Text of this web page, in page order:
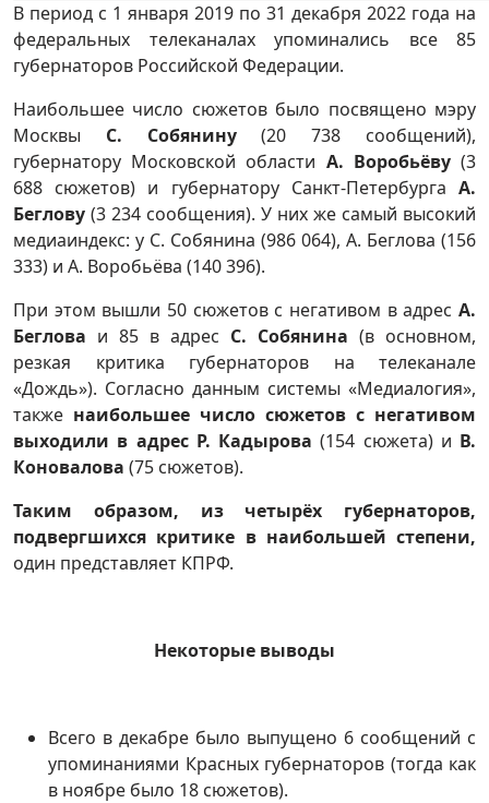
В период с 1 января 2019 по 31 декабря 2022 года на
федеральных телеканалах упоминались все 85
губернаторов Российской Федерации.
Наибольшее число сюжетов было посвящено мэру
Москвы С. Собянину(20 738 сообщений),
губернатору Московской области А. Воробьёву(3
688 сюжетов) и губернатору Санкт-Петербурга А.
Беглову (3 234 сообщения). У них же самый высокий
медиаиндекс: у С. Собянина (986 064), А. Беглова (156
333) и А. Воробьёва (140 396).
При этом вышли 50 сюжетов с негативом в адрес А.
Беглова и 85 в адрес С. Собянина (в основном,
резкая критика губернаторов на телеканале
«Дождь»). Согласно данным системы «Медиалогия»,
также наибольшее число сюжетов с негативом
выходили в адрес Р. Кадырова (154 сюжета) и В.
Коновалова (75 сюжетов).
Таким образом, из четырёх губернаторов,
подвергшихся критике в наибольшей степени,
один представляет КПРФ.
Некоторые выводы
Всего в декабре было выпущено 6 сообщений с
упоминаниями Красных губернаторов (тогда как
в ноябре было 18 сюжетов).